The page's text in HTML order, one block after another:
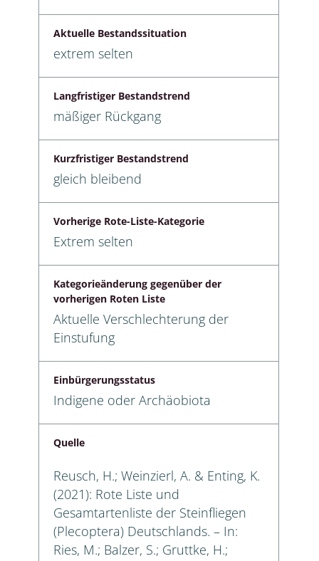
Aktuelle Bestandssituation
extrem selten
Langfristiger Bestandstrend
mäßiger Rückgang
Kurzfristiger Bestandstrend
gleich bleibend
Vorherige Rote-Liste-Kategorie
Extrem selten
Kategorieänderung gegenüber der
vorherigen Roten Liste
Aktuelle Verschlechterung der
Einstufung
Einbürgerungsstatus
Indigene oder Archäobiota
Quelle
Reusch, H.; Weinzierl, A. & Enting, K.
(2021): Rote Liste und
Gesamtartenliste der Steinfliegen
(Plecoptera) Deutschlands. – In:
Ries, M.; Balzer, S.; Gruttke, H.;